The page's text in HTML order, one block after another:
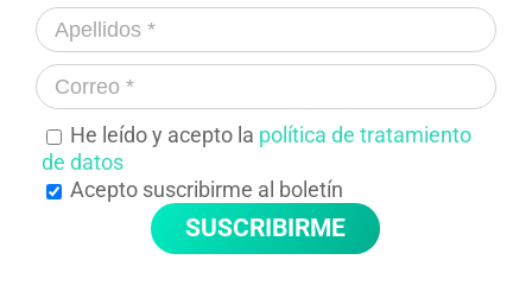
He leído y acepto la política de tratamiento
de datos
Acepto suscribirme al boletín